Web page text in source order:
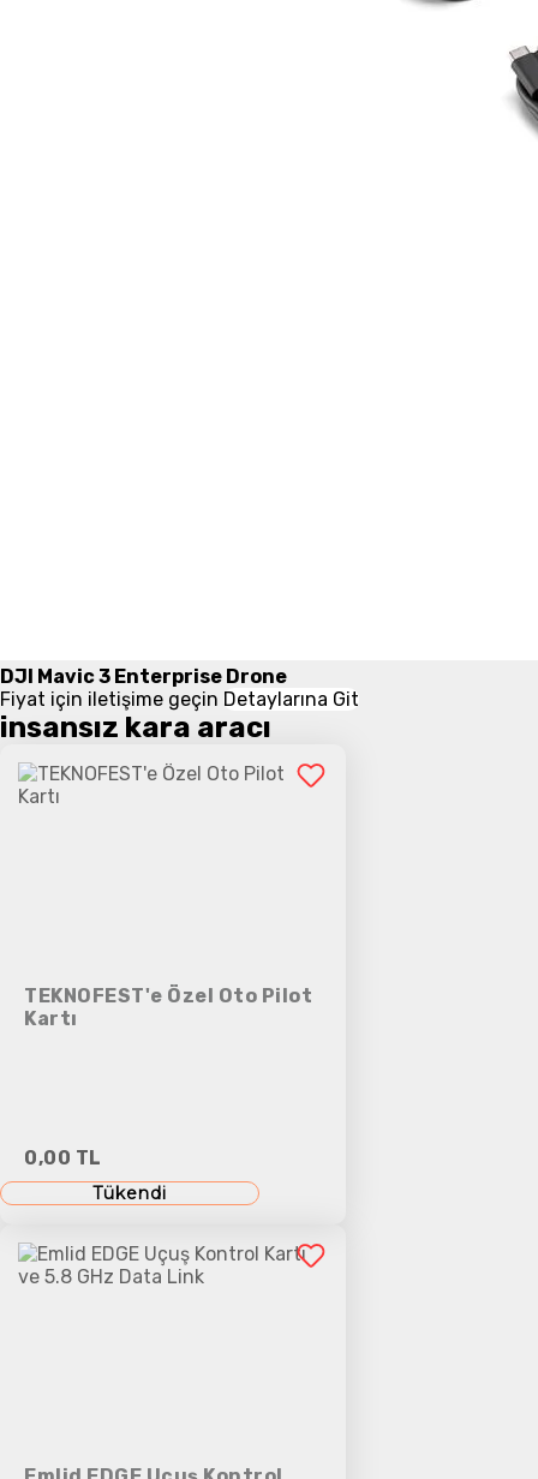
DJI Mavic 3 Enterprise Drone
Fiyat için iletişime geçin Detaylarına Git
insansız kara aracı
TEKNOFEST'e Özel Oto Pilot
Kartı
0,00 TL
Tükendi